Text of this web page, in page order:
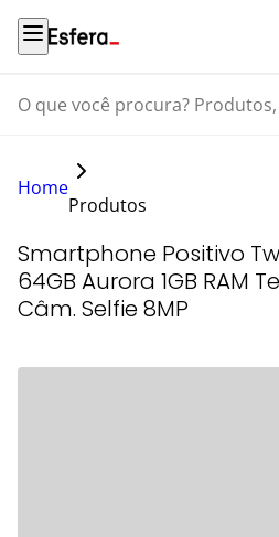
O que você procura? Produtos,
Home
Produtos
Smartphone Positivo
64GB Aurora 1GB RAM
Câm. Selfie 8MP